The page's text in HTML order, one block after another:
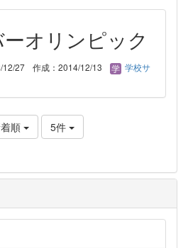
オリンピック
12/27 作成：2014/12/13
学校サ
順 5件